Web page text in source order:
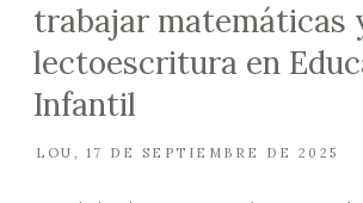
trabajar matemáticas
lectoescritura en
Infantil
LOU 17 DE SEPTIEMBRE DE 2025